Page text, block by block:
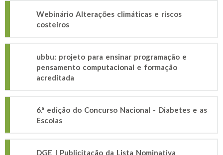
Webinário Alterações climáticas e riscos
costeiros
ubbu: projeto para ensinar programação e
pensamento computacional e formação
acreditada
6.ª edição do Concurso Nacional - Diabetes e as
Escolas
DGE | Publicitação da Lista Nominativa